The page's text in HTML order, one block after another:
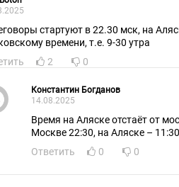
стартуют в 22.30 мск, на
времени, т.е. 9-30 утра
2 0
Константин Богданов
14.08.2025
Время на Аляске отстаёт от
Ответить
0 0